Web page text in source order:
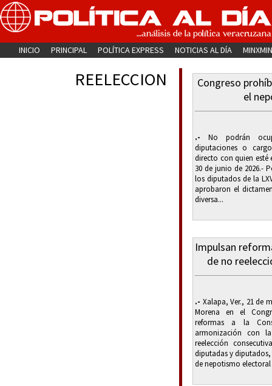
INICIO PRINCIPAL POLÍTICA EXPRESS NOTICIAS AL DÍA
REELECCION
Congreso
el
.- No podrán
diputaciones o
directo con quien esté
30 de junio de 2026.-
los diputados de la
aprobaron el
diversa...
Impulsan
de no
.- Xalapa, Ver., 21 de
Morena en el
reformas a la
armonización con
reelección
diputadas y
de nepotismo electoral